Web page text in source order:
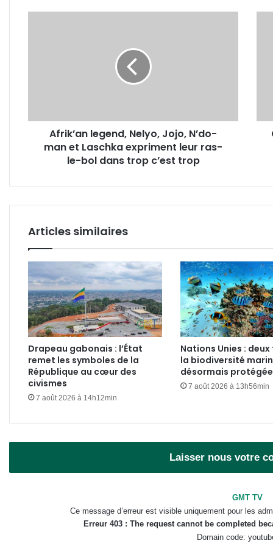
Baniaka
expriment
Afrik’an legend, Nelyo, Jojo, N’do-
man et Laschka expriment leur ras-
le-bol dans trop c’est trop
au
Articles similaires
Drapeau gabonais : l’État
remet les symboles de la
République au cœur des
civismes
7 août 2026 à 14h12min
Nations Unies :
la biodiversité
désormais
7 août 2026 à 13h56min
Laisser nous votre
GMT TV
Ce message d’erreur est visible uniquement pour les
Erreur 403 : The request cannot be completed
Domain code: